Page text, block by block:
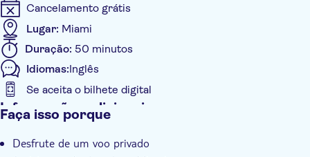
Cancelamento grátis
Lugar: Miami
Duração: 50 minutos
Idiomas:Inglês
Se aceita o bilhete digital
Informações adicionais
Tour guiado
Faça isso porque
Desfrute de um voo privado